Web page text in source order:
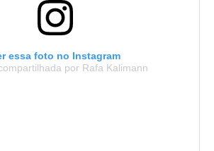
essa foto no Instagram
por Rafa Kalimann